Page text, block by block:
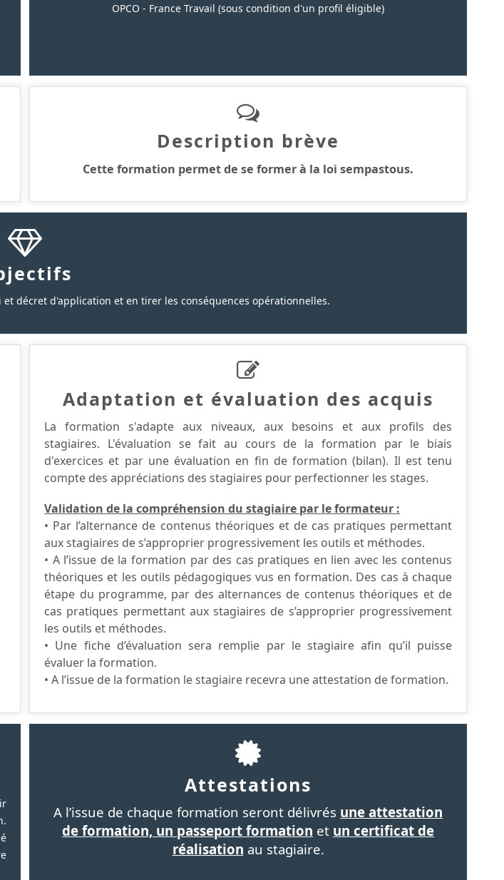
OPCO - France Travail (sous condition d'un profil éligible)
Description brève
Cette formation permet de se former à la loi sempastous.
décret d'application et en tirer les conséquences opérationnelles.
Adaptation et évaluation des acquis
La formation s'adapte aux niveaux, aux besoins et aux profils des
stagiaires. L'évaluation se fait au cours de la formation par le biais
d'exercices et par une évaluation en fin de formation (bilan). Il est tenu
compte des appréciations des stagiaires pour perfectionner les stages.
Validation de la compréhension du stagiaire par le formateur :
• Par l’alternance de contenus théoriques et de cas pratiques permettant
aux stagiaires de s’approprier progressivement les outils et méthodes.
• A l’issue de la formation par des cas pratiques en lien avec les contenus
théoriques et les outils pédagogiques vus en formation. Des cas à chaque
étape du programme, par des alternances de contenus théoriques et de
cas pratiques permettant aux stagiaires de s’approprier progressivement
les outils et méthodes.
• Une fiche d’évaluation sera remplie par le stagiaire afin qu’il puisse
évaluer la formation.
• A l’issue de la formation le stagiaire recevra une attestation de formation.
Attestations
A l’issue de chaque formation seront délivrés une attestation
de formation, un passeport formation et un certificat de
réalisation au stagiaire.